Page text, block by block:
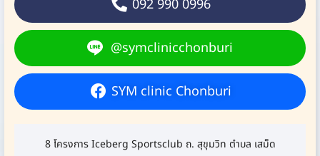
092 990 0996
@symclinicchonburi
SYM clinic Chonburi
8 โครงการ Iceberg Sportsclub ถ. สุขุมวิท ตำบล เสม็ด